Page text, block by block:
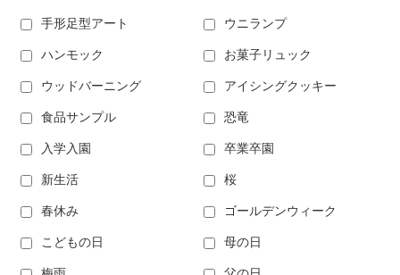
手形足型アート ウニランプ
ハンモック お菓子リュック
ウッドバーニング アイシングクッキー
食品サンプル 恐竜
入学入園 卒業卒園
新生活 桜
春休み ゴールデンウィーク
こどもの日 母の日